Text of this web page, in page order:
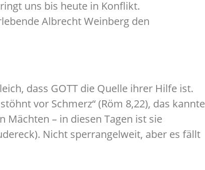
uns bis heute in Konflikt.
Albrecht Weinberg den
dass GOTT die Quelle ihrer Hilfe ist.
vor Schmerz“ (Röm 8,22), das kannte
Mächten – in diesen Tagen ist sie
Nicht sperrangelweit, aber es fällt